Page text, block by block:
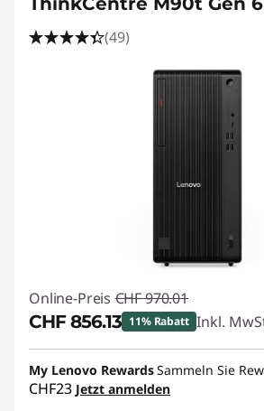
(49)
Online-Preis CHF 970.01
CHF 856.13 11% Rabatt Inkl.
eCoupon-Rabatt :-CHF 113.88
eCoupon :THINKDEAL
My Lenovo RewardsSammeln Sie
CHF23 Jetzt anmelden